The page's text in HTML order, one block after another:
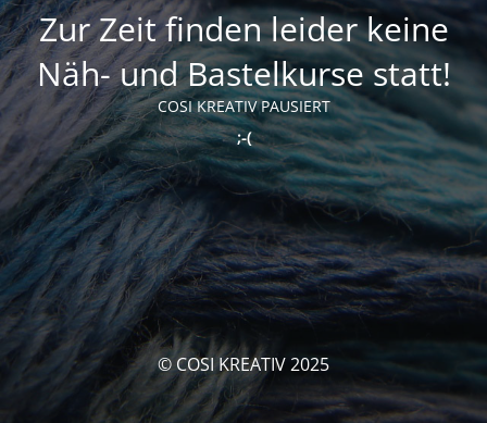
Zur Zeit finden leider keine
Näh- und Bastelkurse statt!
COSI KREATIV PAUSIERT
;-(
© COSI KREATIV 2025